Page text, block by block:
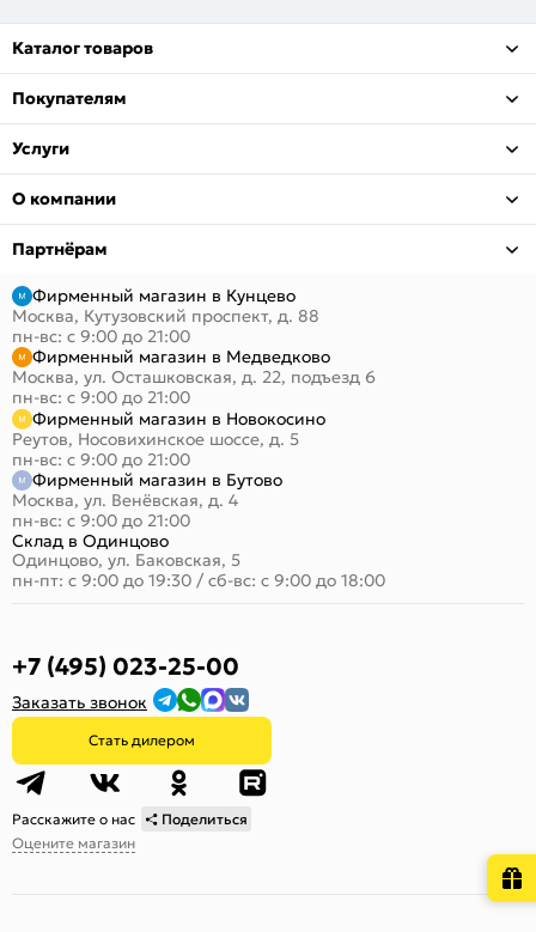
Каталог товаров
Покупателям
Услуги
О компании
Партнёрам
Фирменный магазин в Кунцево
Москва, Кутузовский проспект, д. 88
пн-вс: с 9:00 до 21:00
Фирменный магазин в Медведково
Москва, ул. Осташковская, д. 22, подъезд 6
пн-вс: с 9:00 до 21:00
Фирменный магазин в Новокосино
Реутов, Носовихинское шоссе, д. 5
пн-вс: с 9:00 до 21:00
Фирменный магазин в Бутово
Москва, ул. Венёвская, д. 4
пн-вс: с 9:00 до 21:00
Склад в Одинцово
Одинцово, ул. Баковская, 5
пн-пт: с 9:00 до 19:30 / сб-вс: с 9:00 до 18:00
+7 (495) 023-25-00
Заказать звонок
Стать дилером
Расскажите о нас
Поделиться
Оцените магазин